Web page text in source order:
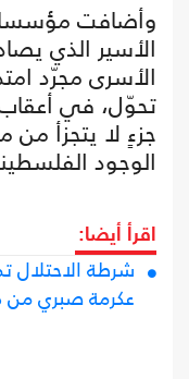
وأضافت
الأسير الذي
الأسرى مجرّد
تحوّل، في أعقاب
جزءٍ لا يتجزأ
الوجود
اقرأ أيضا:
شرطة
عكرمة صبري من